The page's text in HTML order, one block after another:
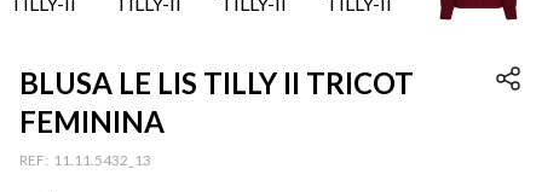
BLUSA LE LIS TILLY II TRICOT
FEMININA
: 11.11.5432_13